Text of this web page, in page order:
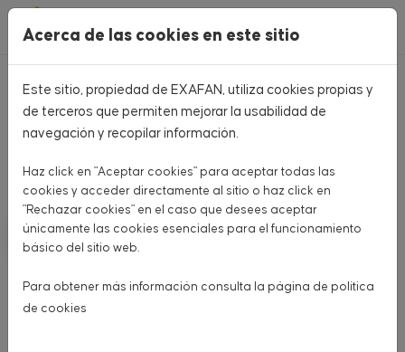
Pasar al contenido principal
Home CATÁLOGO PRODUCTOS
CATÁLOGO PRODUCTOS
Aquí encontrarás todo lo que necesitas para tu granja
AVÍCOLA PUESTA
OTROS ANIMALES
Acerca de las cookies en este sitio
Este sitio, propiedad de EXAFAN, utiliza cookies propias y
de terceros que permiten mejorar la usabilidad de
navegación y recopilar información.
Haz click en "Aceptar cookies" para aceptar todas las
cookies y acceder directamente al sitio o haz click en
"Rechazar cookies" en el caso que desees aceptar
únicamente las cookies esenciales para el funcionamiento
básico del sitio web.
Para obtener más información consulta la página de política
de cookies